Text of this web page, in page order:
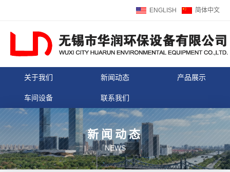
ENGLISH 简体中文
关于我们 新闻动态 产品展示
车间设备 联系我们
新闻动态
NEWS